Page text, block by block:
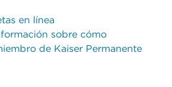
en línea
sobre cómo
de Kaiser Permanente